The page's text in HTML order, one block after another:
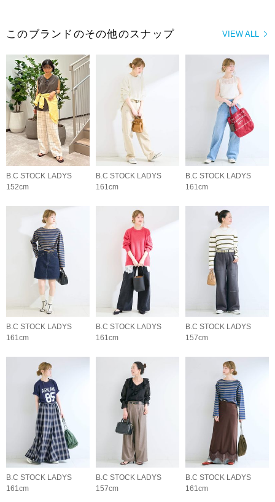
VIEW ALL
このブランドのその他のスナップ
B.C STOCK LADYS
152cm
B.C STOCK LADYS
161cm
B.C STOCK LADYS
161cm
B.C STOCK LADYS
161cm
B.C STOCK LADYS
161cm
B.C STOCK LADYS
157cm
B.C STOCK LADYS
161cm
B.C STOCK LADYS
157cm
B.C STOCK LADYS
161cm